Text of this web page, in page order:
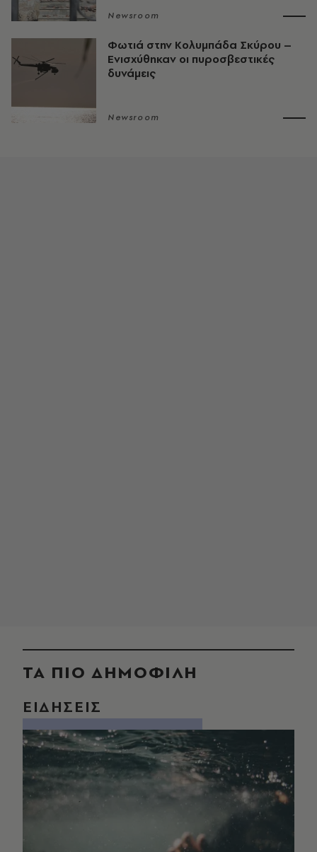
Newsroom
Φωτιά στην Κολυμπάδα Σκύρου –
Ενισχύθηκαν οι πυροσβεστικές
δυνάμεις
Newsroom
ΤΑ ΠΙΟ ΔΗΜΟΦΙΛΗ
ΕΙΔΗΣΕΙΣ